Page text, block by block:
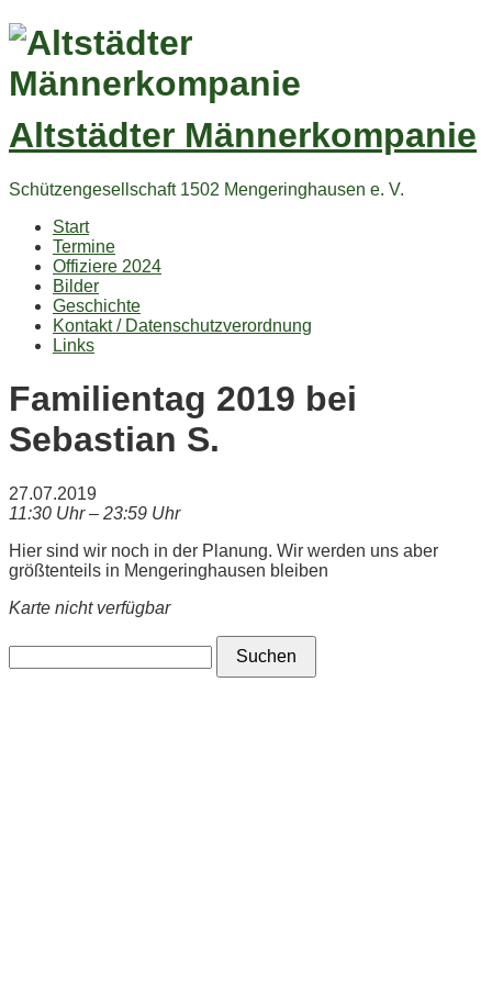
Altstädter Männerkompanie
Schützengesellschaft 1502 Mengeringhausen e. V.
Start
Termine
Offiziere 2024
Bilder
Geschichte
Kontakt / Datenschutzverordnung
Links
Familientag 2019 bei
Sebastian S.
27.07.2019
11:30 Uhr – 23:59 Uhr
Hier sind wir noch in der Planung. Wir werden uns aber
größtenteils in Mengeringhausen bleiben
Karte nicht verfügbar
Suchen
nach: